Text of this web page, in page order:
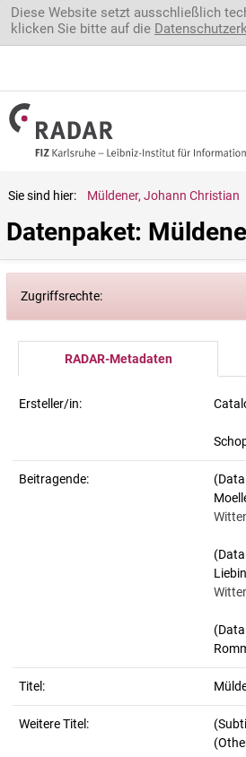
Direkt zum Inhalt
Diese Website setzt ausschließlich
klicken Sie bitte auf die
Sie sind hier: Müldener, Johann Christian
Datenpaket:
Zugriffsrechte:
RADAR-Metadaten
Ersteller/in:
Beitragende:
Titel:
Weitere Titel: